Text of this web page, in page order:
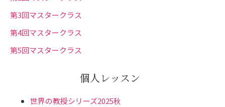
第3回マスタークラス
第4回マスタークラス
第5回マスタークラス
個人レッスン
世界の教授シリーズ2025秋